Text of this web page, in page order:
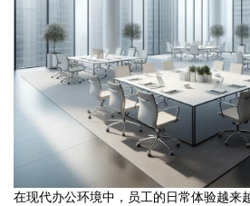
在现代办公环境中，员工的日常体验越来